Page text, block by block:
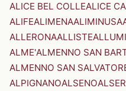
ALICE BEL COLLEALICE
ALIFEALIMENAALIMINUSA
ALLERONAALLISTE
ALME'ALMENNO SAN
ALMENNO SAN
ALPIGNANOALSENO